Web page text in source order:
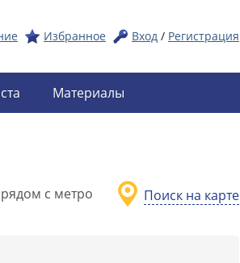
Избранное Вход / Регистрация
Материалы
Поиск на карте
с метро